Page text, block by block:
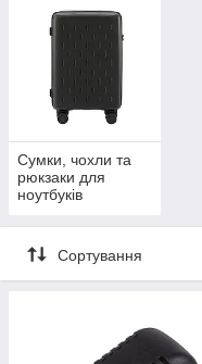
Сумки, чохли та
рюкзаки для
ноутбуків
Сортування